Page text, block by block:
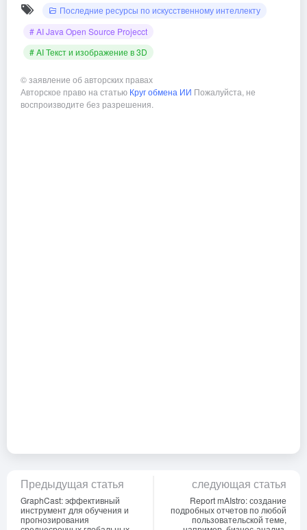
Последние ресурсы по искусственному интеллекту
# AI Java Open Source Projecct
# AI Текст и изображение в 3D
©заявление об авторских правах
Авторское право на статью Круг обмена ИИ Пожалуйста, не
воспроизводите без разрешения.
Предыдущая статья
GraphCast: эффективный
инструмент для обучения и
прогнозирования
следующая статья
Report mAIstro: создание
подробных отчетов по любой
пользовательской теме,